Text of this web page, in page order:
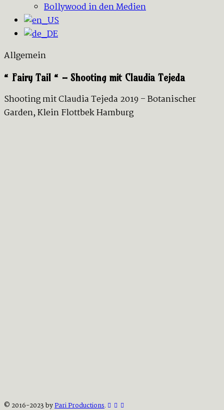
Bollywood in den Medien
Allgemein
“ Fairy Tail “ – Shooting mit Claudia Tejeda
Shooting mit Claudia Tejeda 2019 – Botanischer
Garden, Klein Flottbek Hamburg
© 2016-2023 byPari Productions.